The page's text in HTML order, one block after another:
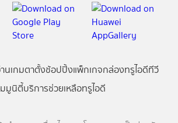
นเกมตาตั้งช้อปปิ้งแพ็กเกจกล่องทรูไอดีทีวี
มูนิตี้บริการช่วยเหลือทรูไอดี